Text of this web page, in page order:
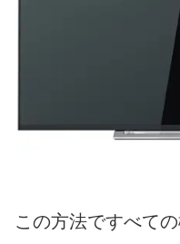
この方法ですべて